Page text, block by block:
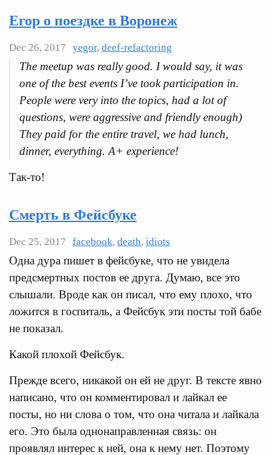
Егор о поездке в Воронеж
Dec 26, 2017 yegor, deef-refactoring
The meetup was really good. I would say, it was
one of the best events I’ve took participation in.
People were very into the topics, had a lot of
questions, were aggressive and friendly enough)
They paid for the entire travel, we had lunch,
dinner, everything. A+ experience!
Так-то!
Смерть в Фейсбуке
Dec 25, 2017 facebook, death, idiots
Одна дура пишет в фейсбуке, что не увидела
предсмертных постов ее друга. Думаю, все это
слышали. Вроде как он писал, что ему плохо, что
ложится в госпиталь, а Фейсбук эти посты той бабе
не показал.
Какой плохой Фейсбук.
Прежде всего, никакой он ей не друг. В тексте явно
написано, что он комментировал и лайкал ее
посты, но ни слова о том, что она читала и лайкала
его. Это была однонаправленная связь: он
проявлял интерес к ней, она к нему нет. Поэтому